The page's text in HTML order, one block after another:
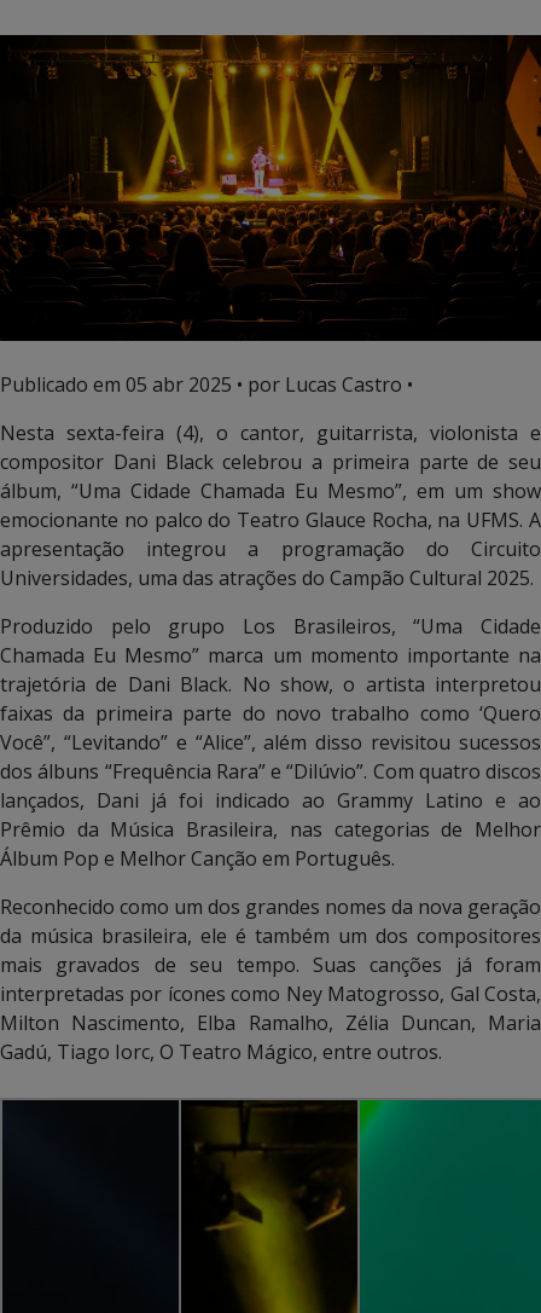
Publicado em 05 abr 2025 • por Lucas Castro •
Nesta sexta-feira (4), o cantor, guitarrista, violonista e
compositor Dani Black celebrou a primeira parte de seu
álbum, “Uma Cidade Chamada Eu Mesmo”, em um show
emocionante no palco do Teatro Glauce Rocha, na UFMS. A
apresentação integrou a programação do Circuito
Universidades, uma das atrações do Campão Cultural 2025.
Produzido pelo grupo Los Brasileiros, “Uma Cidade
Chamada Eu Mesmo” marca um momento importante na
trajetória de Dani Black. No show, o artista interpretou
faixas da primeira parte do novo trabalho como ‘Quero
Você”, “Levitando” e “Alice”, além disso revisitou sucessos
dos álbuns “Frequência Rara” e “Dilúvio”. Com quatro discos
lançados, Dani já foi indicado ao Grammy Latino e ao
Prêmio da Música Brasileira, nas categorias de Melhor
Álbum Pop e Melhor Canção em Português.
Reconhecido como um dos grandes nomes da nova geração
da música brasileira, ele é também um dos compositores
mais gravados de seu tempo. Suas canções já foram
interpretadas por ícones como Ney Matogrosso, Gal Costa,
Milton Nascimento, Elba Ramalho, Zélia Duncan, Maria
Gadú, Tiago Iorc, O Teatro Mágico, entre outros.